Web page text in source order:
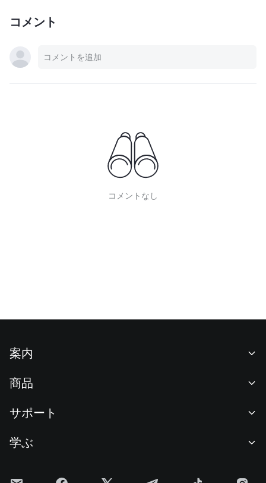
コメント
コメントなし
案内
ニュースルーム
F1 Oracle Red Bull Racing 公式スポンサー
商品
現物取引
サポート
学ぶ